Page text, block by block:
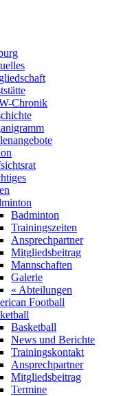
Chronik
Badminton
Trainingszeiten
Ansprechpartner
Mitgliedsbeitrag
Mannschaften
Galerie
« Abteilungen
Football
Basketball
News und Berichte
Trainingskontakt
Ansprechpartner
Mitgliedsbeitrag
Termine